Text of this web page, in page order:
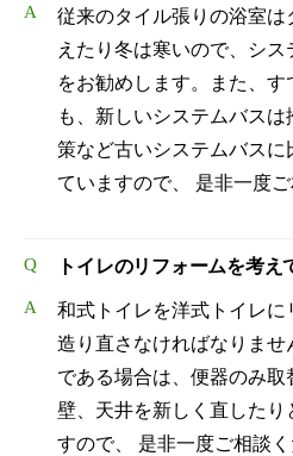
A
従来のタイル張りの浴室
えたり冬は寒いので、シ
をお勧めします。また、
も、新しいシステムバス
策など古いシステムバスに
ていますので、 是非一度ご
Q
トイレのリフォームを考え
A
和式トイレを洋式トイレ
造り直さなければなりませ
である場合は、便器のみ取
壁、天井を新しく直したり
すので、 是非一度ご相談く